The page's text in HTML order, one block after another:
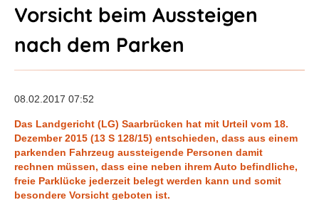
Vorsicht beim Aussteigen
nach dem Parken
08.02.2017 07:52
Das Landgericht (LG) Saarbrücken hat mit Urteil vom 18.
Dezember 2015 (13 S 128/15) entschieden, dass aus einem
parkenden Fahrzeug aussteigende Personen damit
rechnen müssen, dass eine neben ihrem Auto befindliche,
freie Parklücke jederzeit belegt werden kann und somit
besondere Vorsicht geboten ist.